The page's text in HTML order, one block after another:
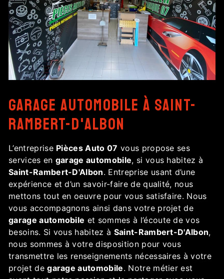
garage automobile à Saint-
Rambert-D'Albon
L’entreprise Pièces Auto 07 vous propose ses
services en garage automobile, si vous habitez à
Saint-Rambert-D'Albon. Entreprise usant d’une
expérience et d’un savoir-faire de qualité, nous
mettons tout en oeuvre pour vous satisfaire. Nous
vous accompagnons ainsi dans votre projet de
garage automobile et sommes à l’écoute de vos
besoins. Si vous habitez à Saint-Rambert-D'Albon,
nous sommes à votre disposition pour vous
transmettre les renseignements nécessaires à votre
projet degarage automobile. Notre métier est